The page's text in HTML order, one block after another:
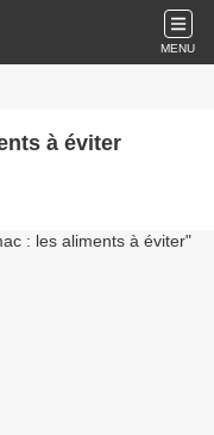
MENU
à éviter